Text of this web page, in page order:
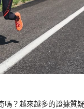
嗎？越來越多的證據質